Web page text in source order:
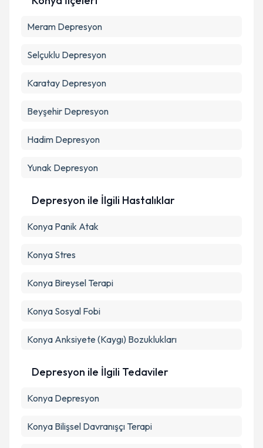
Metni
Takvim Talebini Gönder
Meram Depresyon
Selçuklu Depresyon
Karatay Depresyon
Beyşehir Depresyon
Hadim Depresyon
Yunak Depresyon
Depresyon ile İlgili Hastalıklar
Konya Panik Atak
Konya Stres
Konya Bireysel Terapi
Konya Sosyal Fobi
Konya Anksiyete (Kaygı) Bozuklukları
Depresyon ile İlgili Tedaviler
Konya Depresyon
Konya Bilişsel Davranışçı Terapi